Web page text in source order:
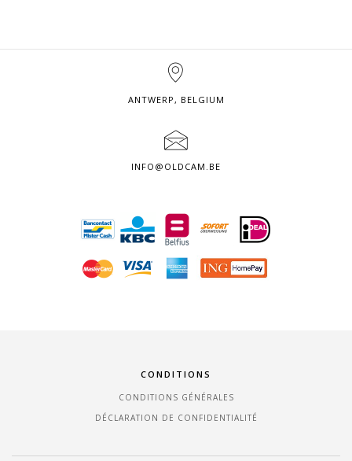
ANTWERP, BELGIUM
INFO@OLDCAM.BE
CONDITIONS
CONDITIONS GÉNÉRALES
DÉCLARATION DE CONFIDENTIALITÉ